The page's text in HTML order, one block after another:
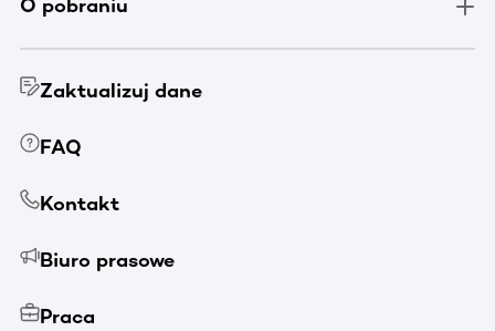
O pobraniu
Zaktualizuj dane
FAQ
Kontakt
Biuro prasowe
Praca